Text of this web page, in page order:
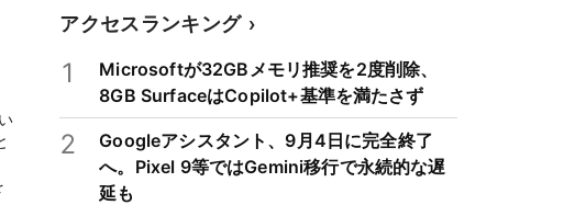
アクセスランキング
1
Microsoftが32GBメモリ推奨を2度削除、
8GB SurfaceはCopilot+基準を満たさず
2
Googleアシスタント、9月4日に完全終了
へ。Pixel 9等ではGemini移行で永続的な遅
延も